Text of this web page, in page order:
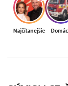
Najčítanejšie